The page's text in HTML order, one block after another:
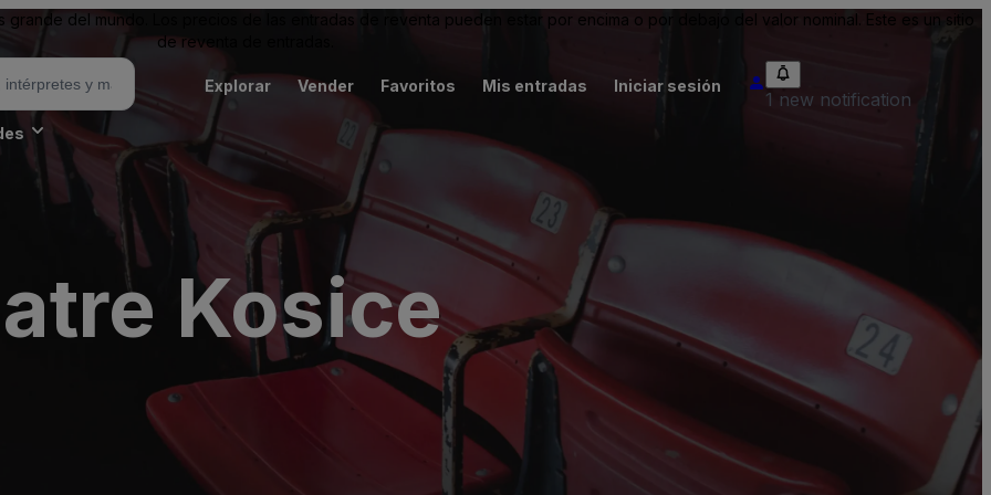
del mundo. Los precios de las entradas de reventa pueden estar por encima o por debajo del valor nominal. Este es un sitio
de reventa de entradas.
Explorar Vender Favoritos Mis entradas Iniciar sesión
1 new notification
Kosice